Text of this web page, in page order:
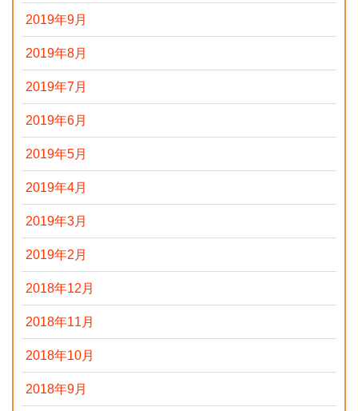
2019年9月
2019年8月
2019年7月
2019年6月
2019年5月
2019年4月
2019年3月
2019年2月
2018年12月
2018年11月
2018年10月
2018年9月